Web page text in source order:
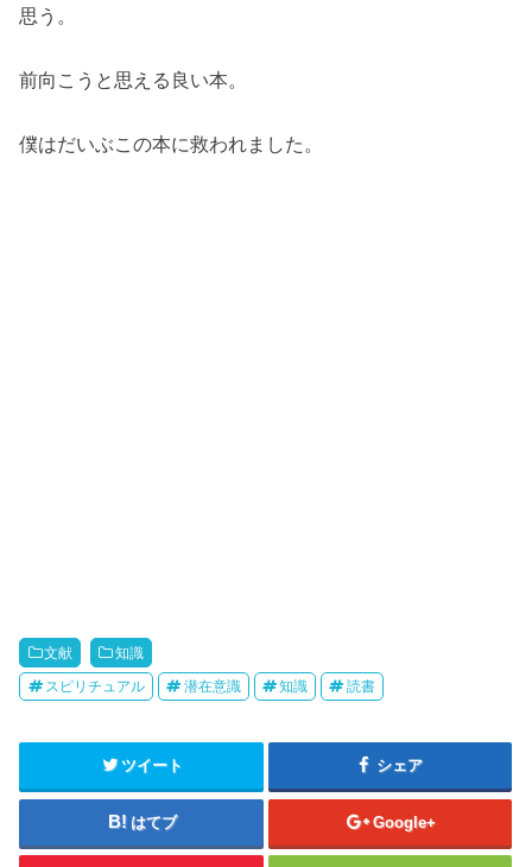
思う。
前向こうと思える良い本。
僕はだいぶこの本に救われました。
文献 知識
スピリチュアル 潜在意識 知識 読書
ツイート シェア
はてブ Google+